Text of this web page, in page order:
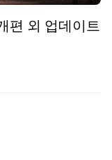
편 외 업데이트